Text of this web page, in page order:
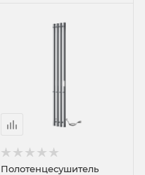
Полотенцесушитель